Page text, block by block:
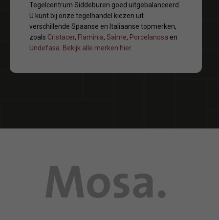
Tegelcentrum Siddeburen goed uitgebalanceerd.
U kunt bij onze tegelhandel kiezen uit
verschillende Spaanse en Italiaanse topmerken,
zoals Cristacer, Flaminia, Saime, Porcelanosa en
Undefasa Bekijk alle merken hier.